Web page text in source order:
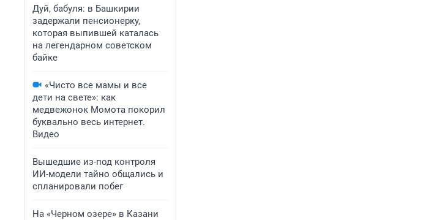
Дуй, бабуля: в Башкирии
задержали пенсионерку,
которая выпившей каталась
на легендарном советском
байке
«Чисто все мамы и все
дети на свете»: как
медвежонок Момота покорил
буквально весь интернет.
Видео
Вышедшие из-под контроля
ИИ-модели тайно общались и
спланировали побег
На «Черном озере» в Казани